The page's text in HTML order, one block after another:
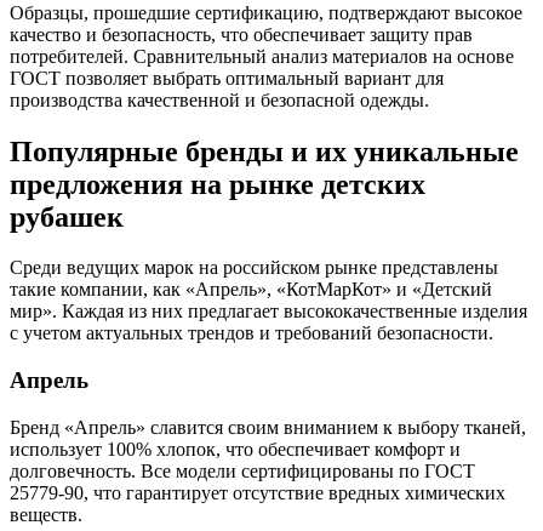
Образцы, прошедшие сертификацию, подтверждают высокое
качество и безопасность, что обеспечивает защиту прав
потребителей. Сравнительный анализ материалов на основе
ГОСТ позволяет выбрать оптимальный вариант для
производства качественной и безопасной одежды.
Популярные бренды и их уникальные
предложения на рынке детских
рубашек
Среди ведущих марок на российском рынке представлены
такие компании, как «Апрель», «КотМарКот» и «Детский
мир». Каждая из них предлагает высококачественные изделия
с учетом актуальных трендов и требований безопасности.
Апрель
Бренд «Апрель» славится своим вниманием к выбору тканей,
использует 100% хлопок, что обеспечивает комфорт и
долговечность. Все модели сертифицированы по ГОСТ
25779-90, что гарантирует отсутствие вредных химических
веществ.